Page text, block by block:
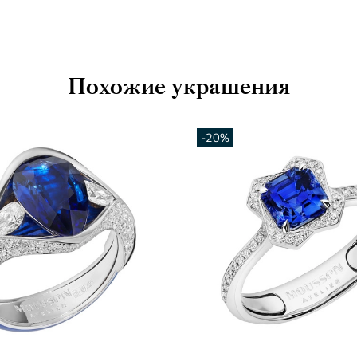
Похожие украшения
-20%